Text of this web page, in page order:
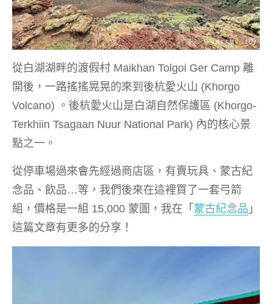
從白湖湖畔的渡假村 Maikhan Tolgoi Ger Camp 離
開後，一路搖搖晃晃的來到後杭愛火山 (Khorgo
Volcano) 。後杭愛火山是白湖自然保護區 (Khorgo-
Terkhiin Tsagaan Nuur National Park) 內的核心景
點之一。
從停車場過來會先經過商店區，有賣玩具、蒙古紀
念品、飲品…等，我們後來在這裡買了一套弓箭
組，價格是一組 15,000 蒙圖，我在「 蒙古紀念品 」
這篇文章有更多的分享！